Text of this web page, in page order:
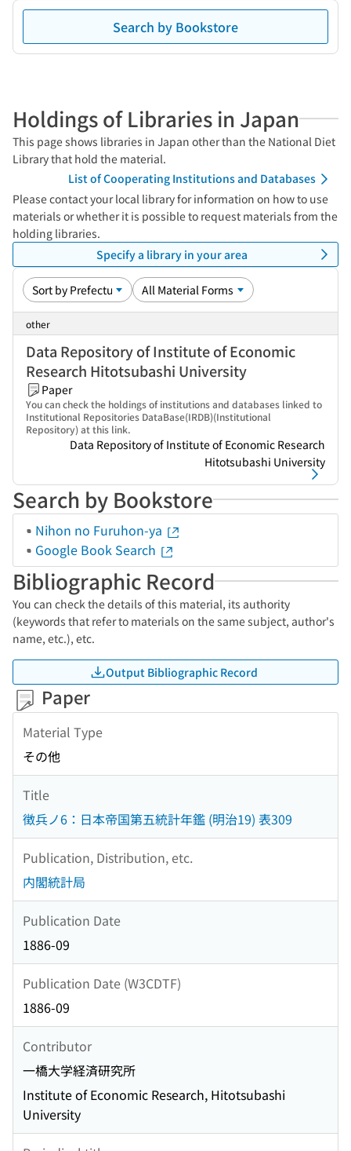
Search by Bookstore
Holdings of Libraries in Japan
This page shows libraries in Japan other than the National Diet
Library that hold the material.
List of Cooperating Institutions and Databases
Please contact your local library for information on how to use
materials or whether it is possible to request materials from the
holding libraries.
Specify a library in your area
other
Data Repository of Institute of Economic
Research Hitotsubashi University
Paper
You can check the holdings of institutions and databases linked to
Institutional Repositories DataBase(IRDB)(Institutional
Repository) at this link.
Data Repository of Institute of Economic Research
Hitotsubashi University
Search by Bookstore
Nihon no Furuhon-ya
Google Book Search
Bibliographic Record
You can check the details of this material, its authority
(keywords that refer to materials on the same subject, author's
name, etc.), etc.
Output Bibliographic Record
Paper
Material Type
その他
Title
徴兵ノ6：日本帝国第五統計年鑑 (明治19) 表309
Publication, Distribution, etc.
内閣統計局
Publication Date
1886-09
Publication Date (W3CDTF)
1886-09
Contributor
一橋大学経済研究所
Institute of Economic Research, Hitotsubashi
University